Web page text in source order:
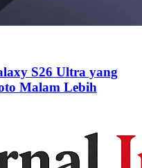
S26 Ultra yang
Malam Lebih